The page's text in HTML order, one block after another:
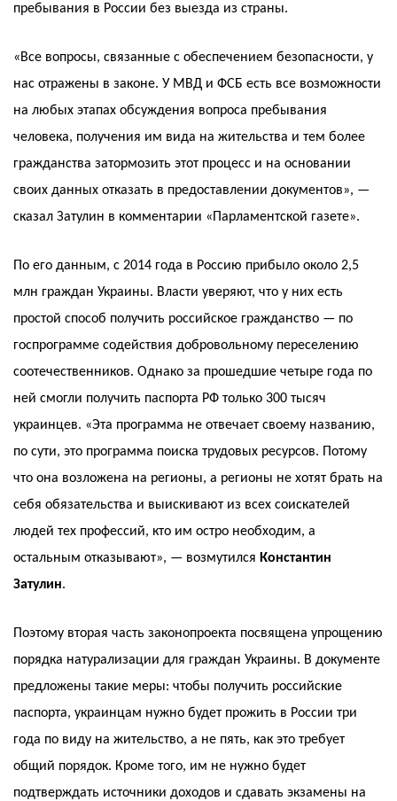
пребывания в России без выезда из страны.
«Все вопросы, связанные с обеспечением безопасности, у
нас отражены в законе. У МВД и ФСБ есть все возможности
на любых этапах обсуждения вопроса пребывания
человека, получения им вида на жительства и тем более
гражданства затормозить этот процесс и на основании
своих данных отказать в предоставлении документов», —
сказал Затулин в комментарии «Парламентской газете».
По его данным, с 2014 года в Россию прибыло около 2,5
млн граждан Украины. Власти уверяют, что у них есть
простой способ получить российское гражданство — по
госпрограмме содействия добровольному переселению
соотечественников. Однако за прошедшие четыре года по
ней смогли получить паспорта РФ только 300 тысяч
украинцев. «Эта программа не отвечает своему названию,
по сути, это программа поиска трудовых ресурсов. Потому
что она возложена на регионы, а регионы не хотят брать на
себя обязательства и выискивают из всех соискателей
людей тех профессий, кто им остро необходим, а
остальным отказывают», — возмутился Константин
Затулин.
Поэтому вторая часть законопроекта посвящена упрощению
порядка натурализации для граждан Украины. В документе
предложены такие меры: чтобы получить российские
паспорта, украинцам нужно будет прожить в России три
года по виду на жительство, а не пять, как это требует
общий порядок. Кроме того, им не нужно будет
подтверждать источники доходов и сдавать экзамены на